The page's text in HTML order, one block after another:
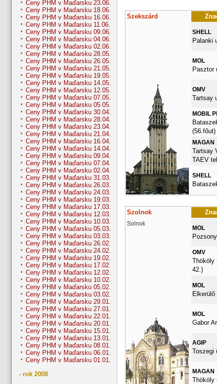
Ceny PHM v Maďarsku 23.06.
Ceny PHM v Maďarsku 18.06.
Ceny PHM v Maďarsku 16.06.
Ceny PHM v Maďarsku 11.06.
Ceny PHM v Maďarsku 09.06.
Ceny PHM v Maďarsku 04.06.
Ceny PHM v Maďarsku 02.06.
Ceny PHM v Maďarsku 28.05.
Ceny PHM v Maďarsku 26.05.
Ceny PHM v Maďarsku 21.05.
Ceny PHM v Maďarsku 19.05.
Ceny PHM v Maďarsku 14.05.
Ceny PHM v Maďarsku 12.05.
Ceny PHM v Maďarsku 07.05.
Ceny PHM v Maďarsku 05.05.
Ceny PHM v Maďarsku 30.04.
Ceny PHM v Maďarsku 28.04.
Ceny PHM v Maďarsku 23.04.
Ceny PHM v Maďarsku 21.04.
Ceny PHM v Maďarsku 16.04.
Ceny PHM v Maďarsku 14.04.
Ceny PHM v Maďarsku 09.04.
Ceny PHM v Maďarsku 07.04.
Ceny PHM v Maďarsku 02.04.
Ceny PHM v Maďarsku 31.03.
Ceny PHM v Maďarsku 26.03.
Ceny PHM v Maďarsku 24.03.
Ceny PHM v Maďarsku 19.03.
Ceny PHM v Maďarsku 17.03.
Ceny PHM v Maďarsku 12.03.
Ceny PHM v Maďarsku 10.03.
Ceny PHM v Maďarsku 05.03.
Ceny PHM v Maďarsku 03.03.
Ceny PHM v Maďarsku 26.02.
Ceny PHM v Maďarsku 24.02.
Ceny PHM v Maďarsku 19.02.
Ceny PHM v Maďarsku 17.02.
Ceny PHM v Maďarsku 12.02.
Ceny PHM v Maďarsku 10.02.
Ceny PHM v Maďarsku 05.02.
Ceny PHM v Maďarsku 03.02.
Ceny PHM v Maďarsku 29.01.
Ceny PHM v Maďarsku 27.01.
Ceny PHM v Maďarsku 22.01.
Ceny PHM v Maďarsku 20.01.
Ceny PHM v Maďarsku 15.01.
Ceny PHM v Maďarsku 13.01.
Ceny PHM v Maďarsku 08.01.
Ceny PHM v Maďarsku 06.01.
Ceny PHM v Maďarsku 01.01.
- rok 2008
Szekszárd
SHELL
Palanki
MOL
Pasztor
OMV
Tartsay
MOBIL
(56.főut)
MAGAN
Tartsay
TAEV
SHELL
Szolnok
Solnok
MOL
OMV
Thököly
42.)
MOL
Elkerülő
MOL
Gabor
AGIP
Toszegi
MAGAN
Thököly